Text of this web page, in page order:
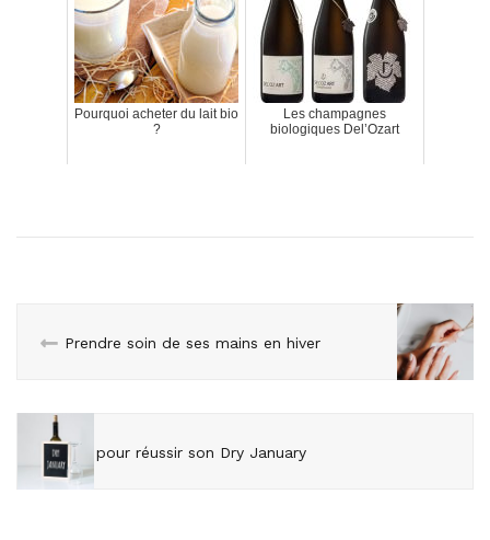
Pourquoi acheter du lait bio
?
Les champagnes
biologiques Del’Ozart
Prendre soin de ses mains en hiver
5 conseils pour réussir son Dry January